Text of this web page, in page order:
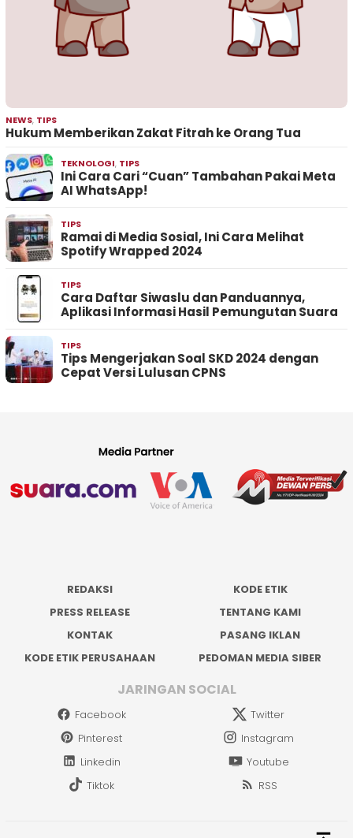
NEWS, TIPS
Hukum Memberikan Zakat Fitrah ke Orang Tua
TEKNOLOGI, TIPS
Ini Cara Cari “Cuan” Tambahan Pakai Meta
AI WhatsApp!
TIPS
Ramai di Media Sosial, Ini Cara Melihat
Spotify Wrapped 2024
TIPS
Cara Daftar Siwaslu dan Panduannya,
Aplikasi Informasi Hasil Pemungutan Suara
TIPS
Tips Mengerjakan Soal SKD 2024 dengan
Cepat Versi Lulusan CPNS
REDAKSI
KODE ETIK
PRESS RELEASE
TENTANG KAMI
KONTAK
PASANG IKLAN
KODE ETIK PERUSAHAAN
PEDOMAN MEDIA SIBER
JARINGAN SOCIAL
Facebook
Twitter
Pinterest
Instagram
Linkedin
Youtube
Tiktok
RSS